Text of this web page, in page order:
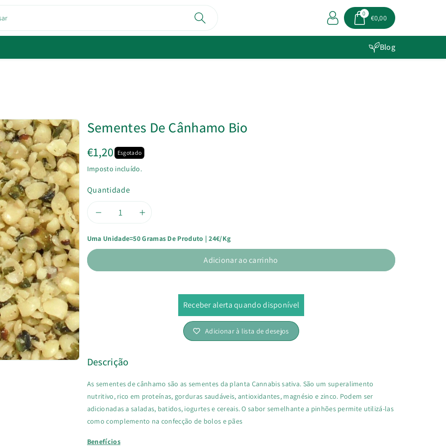
0
€0,00
Blog
Sementes De Cânhamo Bio
€1,20 Esgotado
Imposto incluído.
Quantidade
Diminuir
a
Bio
Aumentar
a
quantidade
Sementes
Uma Unidade=50 Gramas De Produto | 24€/kg
Adicionar ao carrinho
Receber alerta quando disponível
Adicionar à lista de desejos
Descrição
As sementes de cânhamo são as sementes da planta Cannabis sativa. São um superalimento
nutritivo, rico em proteínas, gorduras saudáveis, antioxidantes, magnésio e zinco. Podem ser
adicionadas a saladas, batidos, iogurtes e cereais. O sabor semelhante a pinhões permite utilizá-las
como complemento na confecção de bolos e pães
Benefícios